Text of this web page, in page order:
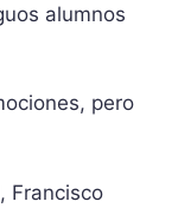
alumnos
pero
Francisco